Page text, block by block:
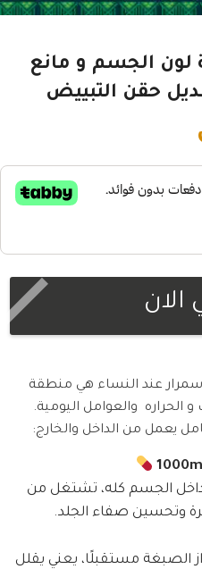
لون الجسم و مانع
حقن التبييض
الان
عند النساء هي منطقة
الحراره والعوامل اليومية.
يعمل من الداخل والخارج:
داخل الجسم كله، تشتغل من
وتحسين صفاء الجلد.
الصبغة مستقبلًا، يعني يقلل